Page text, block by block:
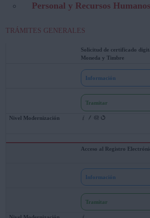
Personal y Recursos Humanos
TRÁMITES GENERALES
Solicitud de certificado
Moneda y Timbre
Información
Tramitar
Acceso al Registro
Información
Tramitar